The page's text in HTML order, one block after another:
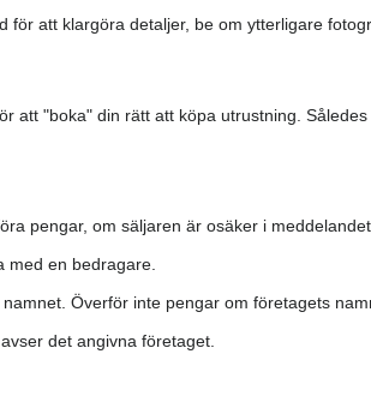
för att klargöra detaljer, be om ytterligare
att "boka" din rätt att köpa utrustning.
pengar, om säljaren är osäker i
med en bedragare.
Överför inte pengar om företagets
det angivna företaget.